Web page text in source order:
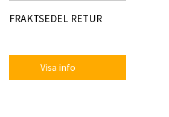
FRAKTSEDEL RETUR
Visa info